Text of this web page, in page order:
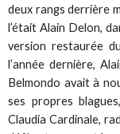
deux rangs derrière
l’était Alain Delon,
version restaurée
l’année dernière,
Belmondo avait à
ses propres
Claudia Cardinale,